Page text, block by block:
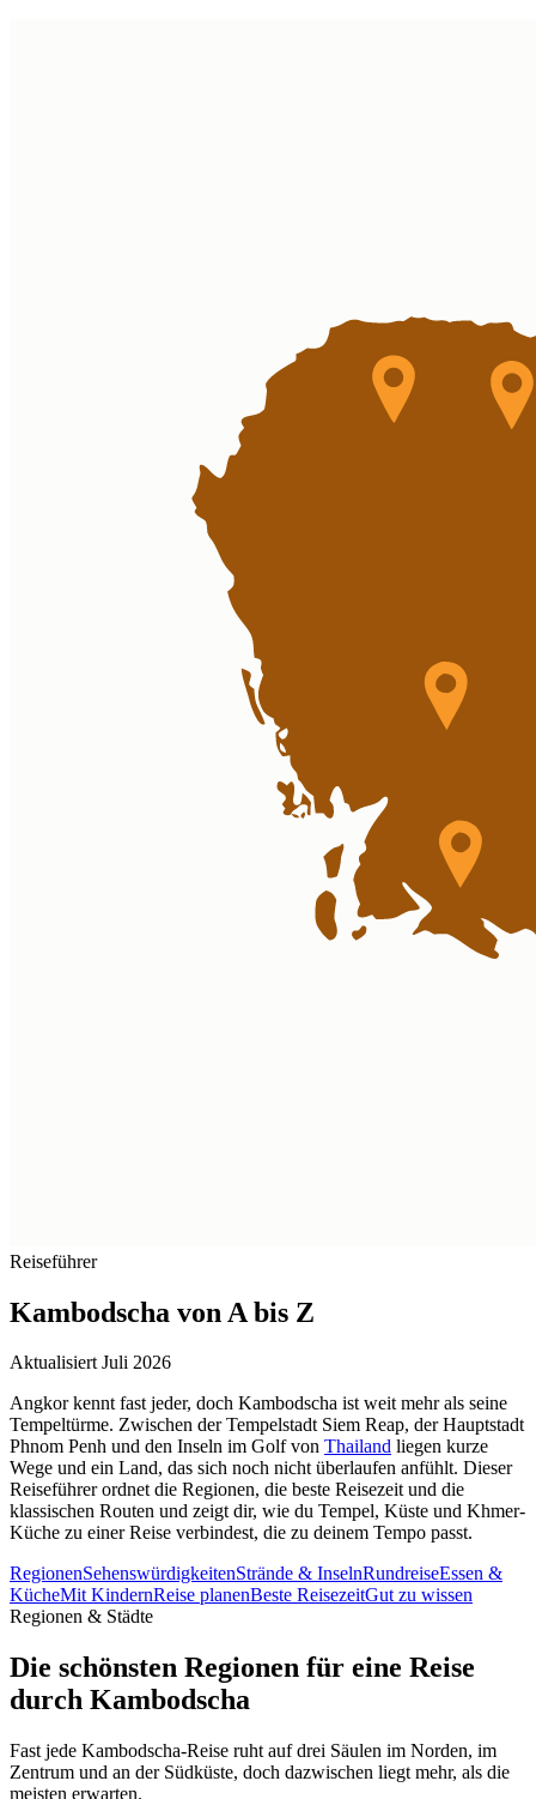
Reiseführer
Kambodscha von A bis Z
Aktualisiert Juli 2026
Angkor kennt fast jeder, doch Kambodscha ist weit mehr als seine
Tempeltürme. Zwischen der Tempelstadt Siem Reap, der Hauptstadt
Phnom Penh und den Inseln im Golf von Thailand liegen kurze
Wege und ein Land, das sich noch nicht überlaufen anfühlt. Dieser
Reiseführer ordnet die Regionen, die beste Reisezeit und die
klassischen Routen und zeigt dir, wie du Tempel, Küste und Khmer-
Küche zu einer Reise verbindest, die zu deinem Tempo passt.
RegionenSehenswürdigkeitenStrände & InselnRundreiseEssen &
KücheMit KindernReise planenBeste ReisezeitGut zu wissen
Regionen & Städte
Die schönsten Regionen für eine Reise
durch Kambodscha
Fast jede Kambodscha-Reise ruht auf drei Säulen im Norden, im
Zentrum und an der Südküste, doch dazwischen liegt mehr, als die
meisten erwarten.